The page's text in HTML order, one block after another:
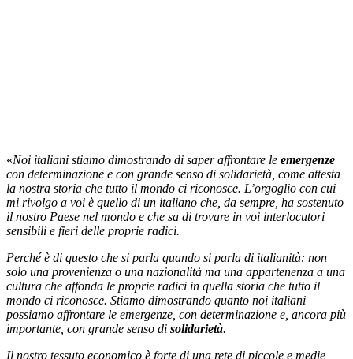
«Noi italiani stiamo dimostrando di saper affrontare le emergenze
con determinazione e con grande senso di solidarietà, come attesta
la nostra storia che tutto il mondo ci riconosce. L’orgoglio con cui
mi rivolgo a voi è quello di un italiano che, da sempre, ha sostenuto
il nostro Paese nel mondo e che sa di trovare in voi interlocutori
sensibili e fieri delle proprie radici.
Perché è di questo che si parla quando si parla di italianità: non
solo una provenienza o una nazionalità ma una appartenenza a una
cultura che affonda le proprie radici in quella storia che tutto il
mondo ci riconosce. Stiamo dimostrando quanto noi italiani
possiamo affrontare le emergenze, con determinazione e, ancora più
importante, con grande senso di solidarietà.
Il nostro tessuto economico è forte di una rete di piccole e medie